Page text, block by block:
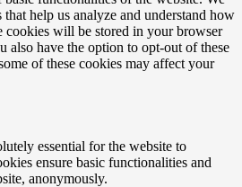
help us analyze and understand how
cookies will be stored in your browser
also have the option to opt-out of these
of these cookies may affect your
essential for the website to
ensure basic functionalities and
anonymously.